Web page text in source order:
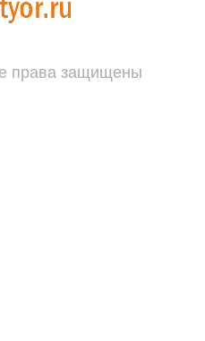
права защищены